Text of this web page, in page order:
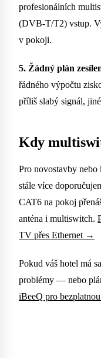
profesionálních
(DVB-T/T2) vstup.
v pokoji.
5. Žádný plán
řádného výpočtu
příliš slabý signál,
Kdy
Pro novostavby
stále více
CAT6 na pokoj
anténa i multiswitch.
TV přes Ethernet →
Pokud váš hotel má
problémy — nebo
iBeeQ pro